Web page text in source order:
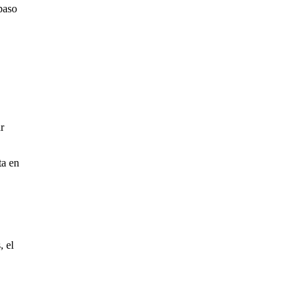
en
el